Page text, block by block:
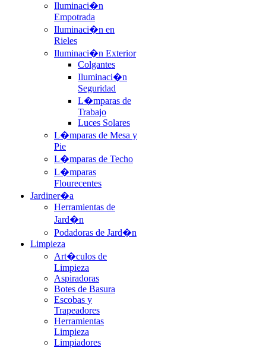
Iluminaci�n
Empotrada
Iluminaci�n en
Rieles
Iluminaci�n Exterior
Colgantes
Iluminaci�n
Seguridad
L�mparas de
Trabajo
Luces Solares
L�mparas de Mesa y
Pie
L�mparas de Techo
L�mparas
Flourecentes
Jardiner�a
Herramientas de
Jard�n
Podadoras de Jard�n
Limpieza
Art�culos de
Limpieza
Aspiradoras
Botes de Basura
Escobas y
Trapeadores
Herramientas
Limpieza
Limpiadores